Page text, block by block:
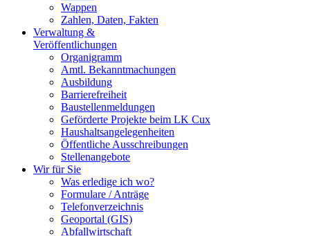
Wappen
Zahlen, Daten, Fakten
Verwaltung &
Veröffentlichungen
Organigramm
Amtl. Bekanntmachungen
Ausbildung
Barrierefreiheit
Baustellenmeldungen
Geförderte Projekte beim LK Cux
Haushaltsangelegenheiten
Öffentliche Ausschreibungen
Stellenangebote
Wir für Sie
Was erledige ich wo?
Formulare / Anträge
Telefonverzeichnis
Geoportal (GIS)
Abfallwirtschaft